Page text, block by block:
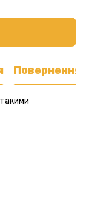
Повернення